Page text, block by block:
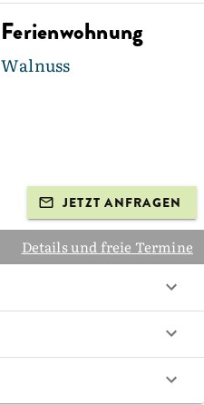
Ferienwohnung
Walnuss
JETZT ANFRAGEN
Details und freie Termine